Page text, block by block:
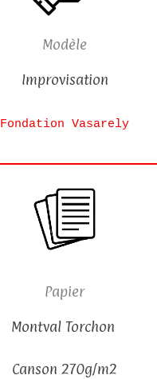
Modèle
Improvisation
Fondation Vasarely
Papier
Montval Torchon
Canson 270g/m2